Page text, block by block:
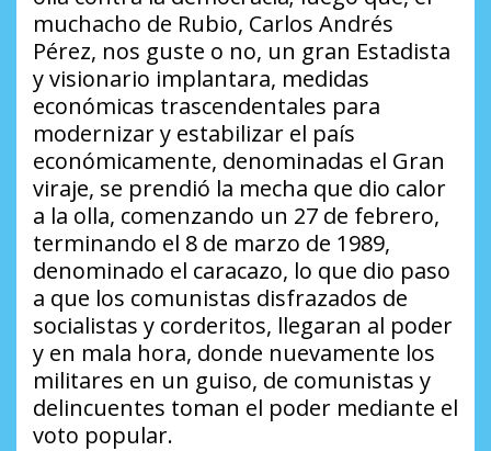
muchacho de Rubio, Carlos Andrés
Pérez, nos guste o no, un gran Estadista
y visionario implantara, medidas
económicas trascendentales para
modernizar y estabilizar el país
económicamente, denominadas el Gran
viraje, se prendió la mecha que dio calor
a la olla, comenzando un 27 de febrero,
terminando el 8 de marzo de 1989,
denominado el caracazo, lo que dio paso
a que los comunistas disfrazados de
socialistas y corderitos, llegaran al poder
y en mala hora, donde nuevamente los
militares en un guiso, de comunistas y
delincuentes toman el poder mediante el
voto popular.